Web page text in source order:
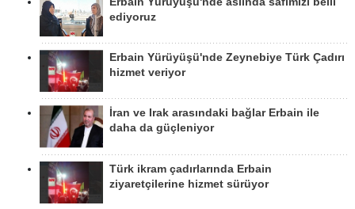
ediyoruz
Erbain Yürüyüşü'nde Zeynebiye Türk Çadırı
hizmet veriyor
İran ve Irak arasındaki bağlar Erbain ile
daha da güçleniyor
Türk ikram çadırlarında Erbain
ziyaretçilerine hizmet sürüyor